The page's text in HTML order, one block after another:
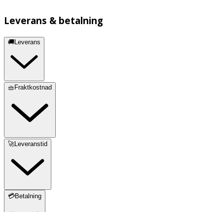
Leverans & betalning
🚚Leverans
🧺Fraktkostnad
🚀Leveranstid
💳Betalning